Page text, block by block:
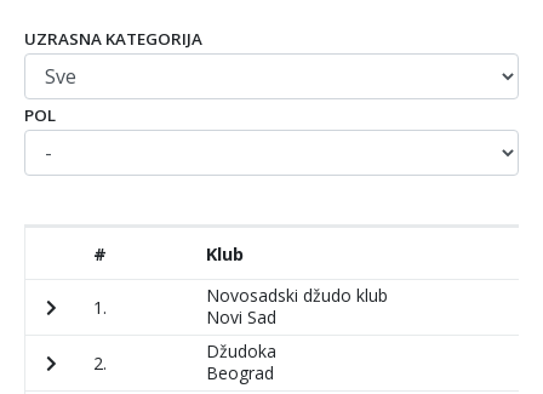
UZRASNA KATEGORIJA
POL
# Klub
1.
Novosadski džudo klub
Novi Sad
2.
Džudoka
Beograd